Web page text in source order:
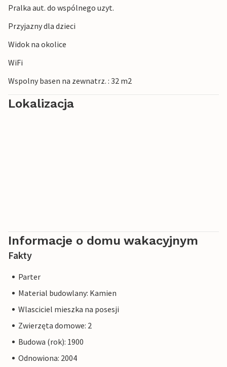
Pralka aut. do wspólnego uzyt.
Przyjazny dla dzieci
Widok na okolice
WiFi
Wspolny basen na zewnatrz. : 32 m2
Lokalizacja
Informacje o domu wakacyjnym
Fakty
Parter
Material budowlany: Kamien
Wlasciciel mieszka na posesji
Zwierzęta domowe: 2
Budowa (rok): 1900
Odnowiona: 2004